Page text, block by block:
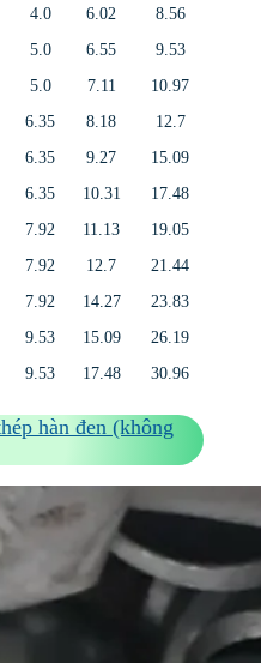
4.0 6.02
8.56
5.0 6.55
9.53
5.0 7.11
10.97
6.35 8.18
12.7
6.35 9.27
15.09
6.35 10.31
17.48
7.92 11.13
19.05
7.92 12.7
21.44
7.92 14.27
23.83
9.53 15.09
26.19
9.53 17.48 30.96
hàn đen (không